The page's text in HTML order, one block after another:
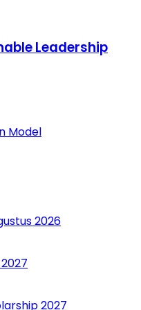
Leadership
Model
2026
2027